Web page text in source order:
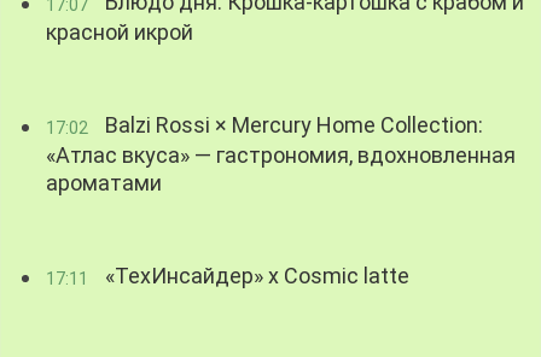
17:07
красной икрой
17:02
Balzi Rossi × Mercury Home Collection:
«Атлас вкуса» — гастрономия, вдохновленная
ароматами
17:11 «ТехИнсайдер» х Cosmic latte